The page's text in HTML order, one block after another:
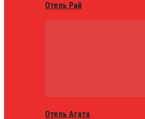
Отель Рай
Отель Агата